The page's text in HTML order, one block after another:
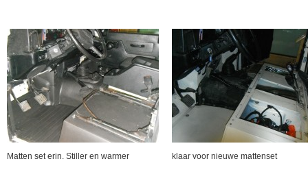
Matten set erin. Stiller en warmer klaar voor nieuwe mattenset